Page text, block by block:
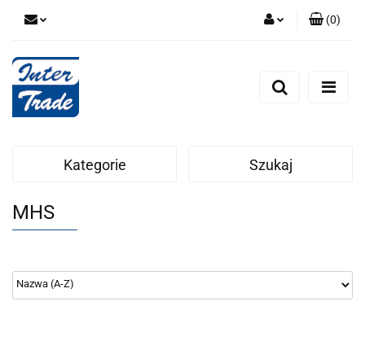
Zarejestruj się
(0)
Kategorie Szukaj
MHS